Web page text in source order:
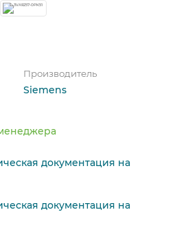
Производитель
Siemens
документация на
документация на